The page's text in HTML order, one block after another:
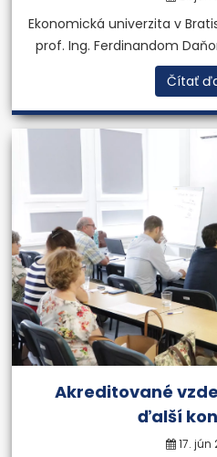
Ekonomická univerzita v
prof. Ing. Ferdinandom
Čítať
Akreditované
ďalší
17. jún